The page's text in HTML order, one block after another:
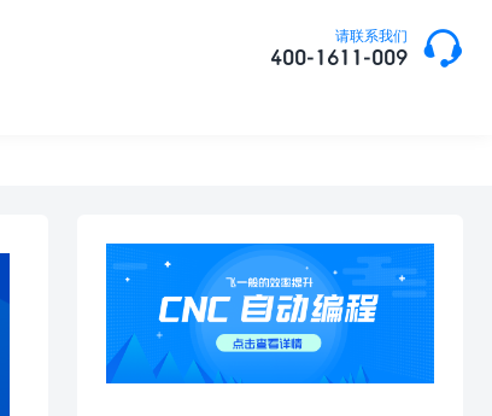
请联系我们
400-1611-009 